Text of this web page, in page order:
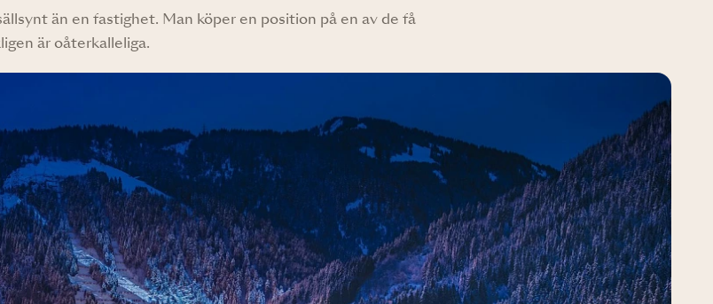
än en fastighet. Man köper en position på en av de få
är oåterkalleliga.